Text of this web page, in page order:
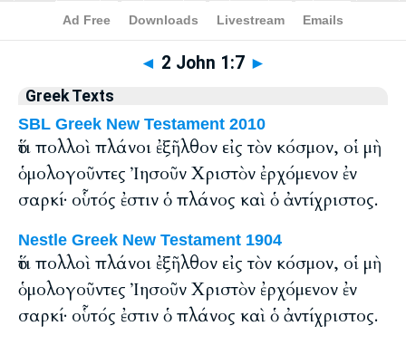
Bible >Greek > 2 John 1:7
◄ 2 John 1:7 ►
Greek Texts
SBL Greek New Testament 2010
ὅτι πολλοὶ πλάνοι ἐξῆλθον εἰς τὸν κόσμον, οἱ μὴ
ὁμολογοῦντες Ἰησοῦν Χριστὸν ἐρχόμενον ἐν
σαρκί· οὗτός ἐστιν ὁ πλάνος καὶ ὁ ἀντίχριστος.
Nestle Greek New Testament 1904
ὅτι πολλοὶ πλάνοι ἐξῆλθον εἰς τὸν κόσμον, οἱ μὴ
ὁμολογοῦντες Ἰησοῦν Χριστὸν ἐρχόμενον ἐν
σαρκί· οὗτός ἐστιν ὁ πλάνος καὶ ὁ ἀντίχριστος.